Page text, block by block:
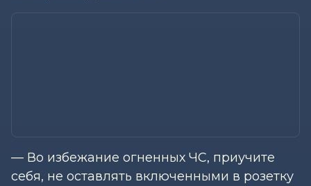
— Во избежание огненных ЧС, приучите
себя, не оставлять включенными в розетку